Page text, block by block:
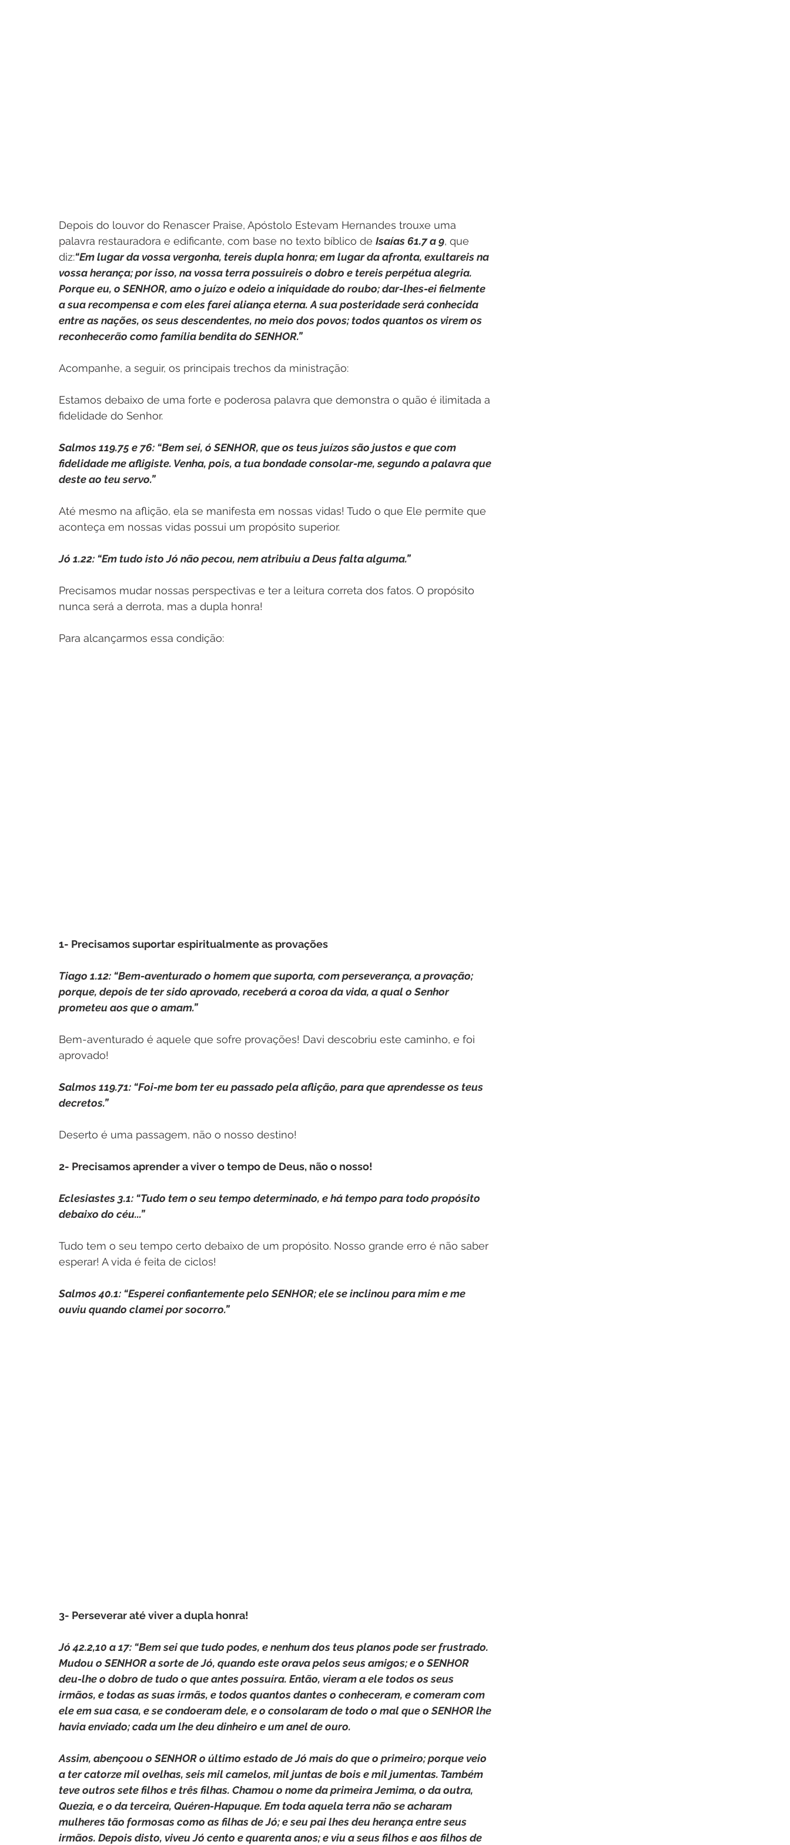
Depois do louvor do Renascer Praise, Apóstolo Estevam Hernandes trouxe uma
palavra restauradora e edificante, com base no texto bíblico de Isaías 61.7 a 9, que
diz:“Em lugar da vossa vergonha, tereis dupla honra; em lugar da afronta, exultareis na
vossa herança; por isso, na vossa terra possuireis o dobro e tereis perpétua alegria.
Porque eu, o SENHOR, amo o juízo e odeio a iniquidade do roubo; dar-lhes-ei fielmente
a sua recompensa e com eles farei aliança eterna. A sua posteridade será conhecida
entre as nações, os seus descendentes, no meio dos povos; todos quantos os virem os
reconhecerão como família bendita do SENHOR.”
Acompanhe, a seguir, os principais trechos da ministração:
Estamos debaixo de uma forte e poderosa palavra que demonstra o quão é ilimitada a
fidelidade do Senhor.
Salmos 119.75 e 76: “Bem sei, ó SENHOR, que os teus juízos são justos e que com
fidelidade me afligiste. Venha, pois, a tua bondade consolar-me, segundo a palavra que
deste ao teu servo.”
Até mesmo na aflição, ela se manifesta em nossas vidas! Tudo o que Ele permite que
aconteça em nossas vidas possui um propósito superior.
Jó 1.22: “Em tudo isto Jó não pecou, nem atribuiu a Deus falta alguma.”
Precisamos mudar nossas perspectivas e ter a leitura correta dos fatos. O propósito
nunca será a derrota, mas a dupla honra!
Para alcançarmos essa condição:
1- Precisamos suportar espiritualmente as provações
Tiago 1.12: “Bem-aventurado o homem que suporta, com perseverança, a provação;
porque, depois de ter sido aprovado, receberá a coroa da vida, a qual o Senhor
prometeu aos que o amam.”
Bem-aventurado é aquele que sofre provações! Davi descobriu este caminho, e foi
aprovado!
Salmos 119.71: “Foi-me bom ter eu passado pela aflição, para que aprendesse os teus
decretos.”
Deserto é uma passagem, não o nosso destino!
2- Precisamos aprender a viver o tempo de Deus, não o nosso!
Eclesiastes 3.1: “Tudo tem o seu tempo determinado, e há tempo para todo propósito
debaixo do céu...”
Tudo tem o seu tempo certo debaixo de um propósito. Nosso grande erro é não saber
esperar! A vida é feita de ciclos!
Salmos 40.1: “Esperei confiantemente pelo SENHOR; ele se inclinou para mim e me
ouviu quando clamei por socorro.”
3- Perseverar até viver a dupla honra!
Jó 42.2,10 a 17: “Bem sei que tudo podes, e nenhum dos teus planos pode ser frustrado.
Mudou o SENHOR a sorte de Jó, quando este orava pelos seus amigos; e o SENHOR
deu-lhe o dobro de tudo o que antes possuíra. Então, vieram a ele todos os seus
irmãos, e todas as suas irmãs, e todos quantos dantes o conheceram, e comeram com
ele em sua casa, e se condoeram dele, e o consolaram de todo o mal que o SENHOR lhe
havia enviado; cada um lhe deu dinheiro e um anel de ouro.
Assim, abençoou o SENHOR o último estado de Jó mais do que o primeiro; porque veio
a ter catorze mil ovelhas, seis mil camelos, mil juntas de bois e mil jumentas. Também
teve outros sete filhos e três filhas. Chamou o nome da primeira Jemima, o da outra,
Quezia, e o da terceira, Quéren-Hapuque. Em toda aquela terra não se acharam
mulheres tão formosas como as filhas de Jó; e seu pai lhes deu herança entre seus
irmãos. Depois disto, viveu Jó cento e quarenta anos; e viu a seus filhos e aos filhos de